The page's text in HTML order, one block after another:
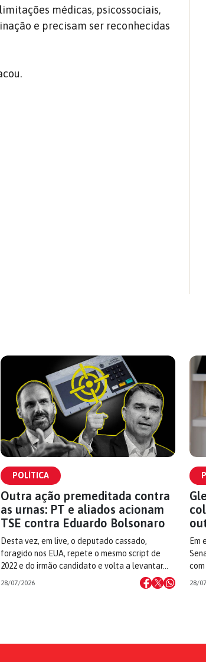
médicas, psicossociais,
e precisam ser reconhecidas
POLÍTICA
Outra ação premeditada contra
as urnas: PT e aliados acionam
TSE contra Eduardo Bolsonaro
Desta vez, em live, o deputado cassado,
foragido nos EUA, repete o mesmo script de
2022 e do irmão candidato e volta a levantar…
28/07/2026
Em
28/